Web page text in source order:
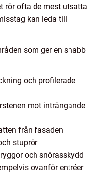
rör ofta de mest utsatta
kan leda till
som ger en snabb
och profilerade
mot inträngande
från fasaden
stuprör
och snörasskydd
ovanför entréer